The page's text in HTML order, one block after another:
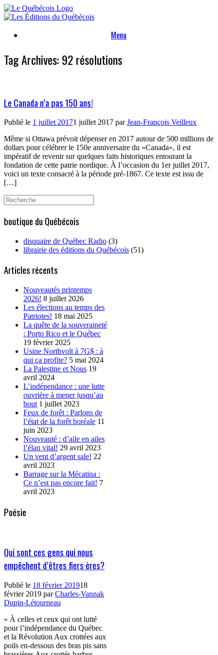
Skip
to
Menu
Tag Archives:92 résolutions
Le Canada n’a pas 150 ans!
Publié le 1 juillet 20171 juillet 2017 parJean-François Veilleux
Même si Ottawa prévoit dépenser en 2017 autour de 500 millions de
dollars pour célébrer le 150e anniversaire du «Canada», il est
impératif de revenir sur quelques faits historiques entourant la
fondation de cette patrie nordique. À l’occasion du 1er juillet 2017,
voici un texte consacré à la période pré-1867. Ce texte est issu de
[…]
Search
for:
boutique du Québécois
disquaire de Québec Radio (3)
librairie des éditions du Québécois (51)
Articles récents
Nouveautés printemps
2026! 8 juillet 2026
Les élections au temps des
Patriotes! 18 mai 2025
La quête de la souveraineté
: Porto Rico et le Québec
19 février 2025
Usine Northvolt à 7G$ : à
qui ça profite? 5 mai 2024
La Palestine et Nous 19
avril 2024
L’indépendance : une lutte
ouvrière à mener jusqu’au
bout 1 juillet 2023
Feux de forêt : Parlons de
l’état de la forêt boréale 11
juin 2023
Nouveauté : d’aile en ailes
l’élan vital! 29 avril 2023
Un vent d’argent sale! 22
avril 2023
Barrage sur la Mécatina :
Ce n’est pas encore fait! 7
avril 2023
Poésie
Qui sont ces gens qui nous
empêchent d’êtres fiers·ères?
Publié le 18 février 201918
février 2019 parCharles-Vannak
Dupin-Létourneau
« À celles et ceux qui ont lutté
pour l’indépendance du Québec
et la Révolution Aux crottées aux
poils en-dessous des bras pis sans